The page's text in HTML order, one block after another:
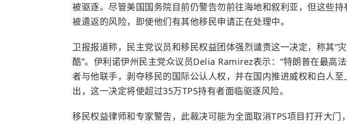
被驱逐。尽管美国国务院目前仍警告勿前往海地和叙利亚，但这些持
被遣返的风险，即使他们有其他移民申请正在处理中。
卫报报道称，民主党议员和移民权益团体强烈谴责这一决定，称其“灾
酷”。伊利诺伊州民主党众议员Delia Ramirez表示：“特朗普在最高
者与他联手，剥夺移民的国际公认人权，并在国内推进威权和白人至
出，这一决定将使超过35万TPS持有者面临驱逐风险。
移民权益律师和专家警告，此裁决可能为全面取消TPS项目打开大门